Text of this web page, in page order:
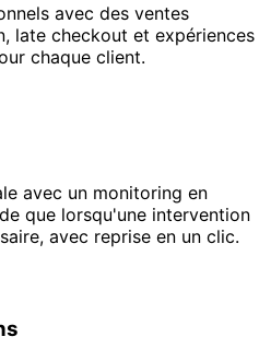
avec des ventes
late checkout et expériences
chaque client.
avec un monitoring en
que lorsqu'une intervention
avec reprise en un clic.